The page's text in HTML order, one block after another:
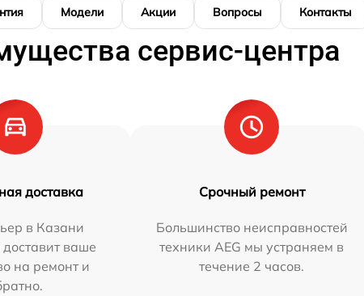
Модели Акции Вопросы Контакты
сервис-центра
доставка
в Казани
доставит ваше
на ремонт и
Срочный ремонт
Большинство неисправностей
техники AEG мы устраняем в
течение 2 часов.